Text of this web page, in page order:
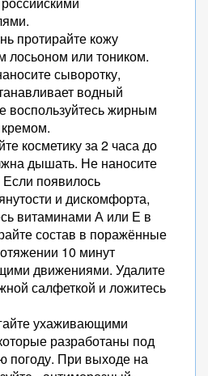
протирайте кожу
или тоником.
сыворотку,
водный
воспользуйтесь жирным
косметику за 2 часа до
дышать. Не наносите
появилось
и дискомфорта,
витаминами А или Е в
состав в поражённые
10 минут
движениями. Удалите
салфеткой и ложитесь
ухаживающими
разработаны под
погоду. При выходе на